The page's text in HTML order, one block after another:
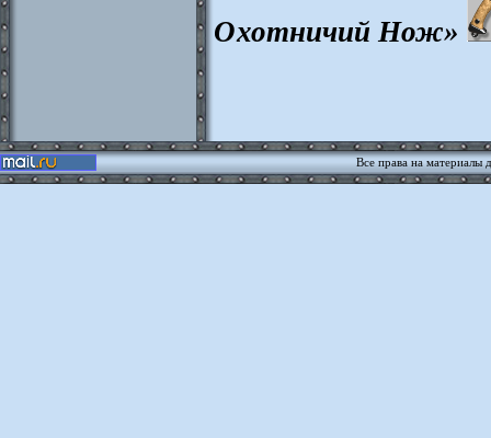
Охотничий Нож»
Все права на материалы